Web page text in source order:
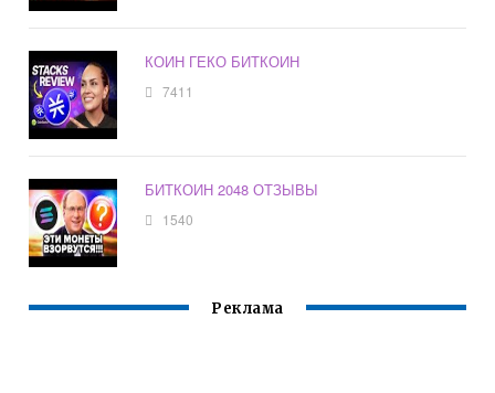
КОИН ГЕКО БИТКОИН
7411
БИТКОИН 2048 ОТЗЫВЫ
1540
Реклама